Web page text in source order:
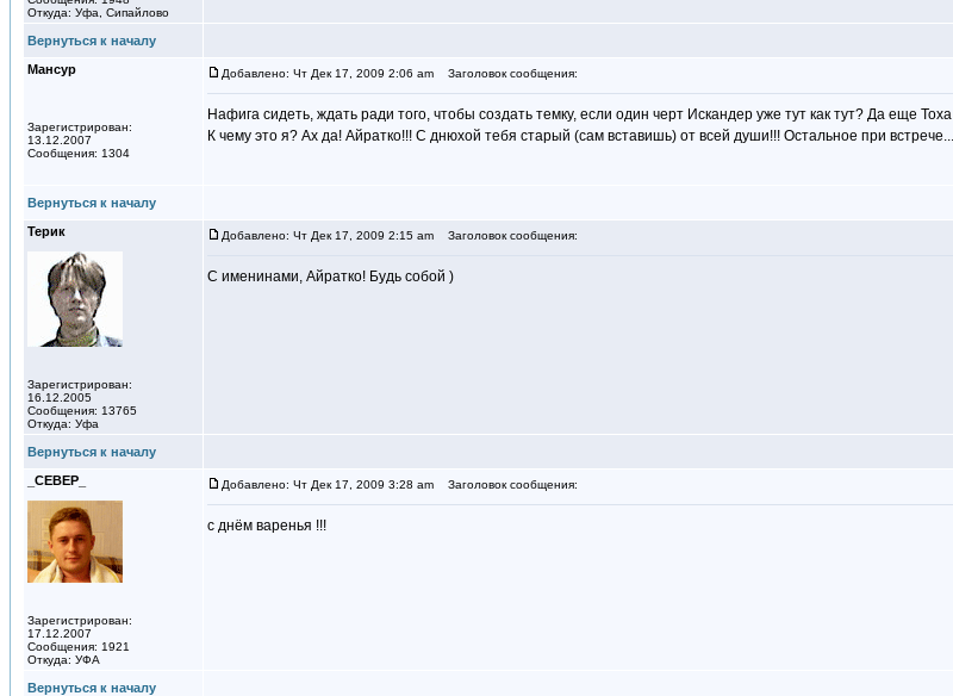
Откуда: Уфа, Сипайлово
Вернуться к началу
Мансур
Зарегистрирован:
13.12.2007
Сообщения: 1304
Добавлено: Чт Дек 17, 2009 2:06 am Заголовок сообщения:
Нафига сидеть, ждать ради того, чтобы создать темку, если один черт Искандер уже тут как тут? Да еще
К чему это я? Ах да! Айратко!!! С днюхой тебя старый (сам вставишь) от всей души!!! Остальное при встрече...
Вернуться к началу
Терик
Зарегистрирован:
16.12.2005
Сообщения: 13765
Откуда: Уфа
Добавлено: Чт Дек 17, 2009 2:15 am Заголовок сообщения:
С именинами, Айратко! Будь собой )
Вернуться к началу
_СЕВЕР_
Зарегистрирован:
17.12.2007
Сообщения: 1921
Откуда: УФА
Добавлено: Чт Дек 17, 2009 3:28 am Заголовок сообщения:
с днём варенья !!!
Вернуться к началу